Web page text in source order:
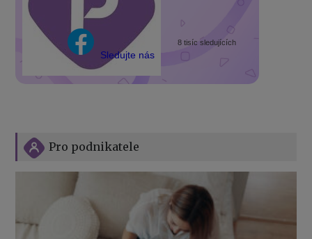
Sledujte nás
8 tisíc sledujících
Pro podnikatele